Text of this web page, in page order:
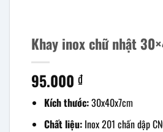
Khay inox chữ nhật
95.000 ₫
Kích thước:30x40x7cm
Chất liệu:Inox 201 chấn dập